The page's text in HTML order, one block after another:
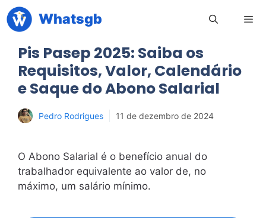
Pular
para
conteúdo
Whatsgb
Pis Pasep 2025: Saiba os
Requisitos, Valor, Calendário
e Saque do Abono Salarial
Pedro Rodrigues 11 de dezembro de 2024
O Abono Salarial é o benefício anual do
trabalhador equivalente ao valor de, no
máximo, um salário mínimo.